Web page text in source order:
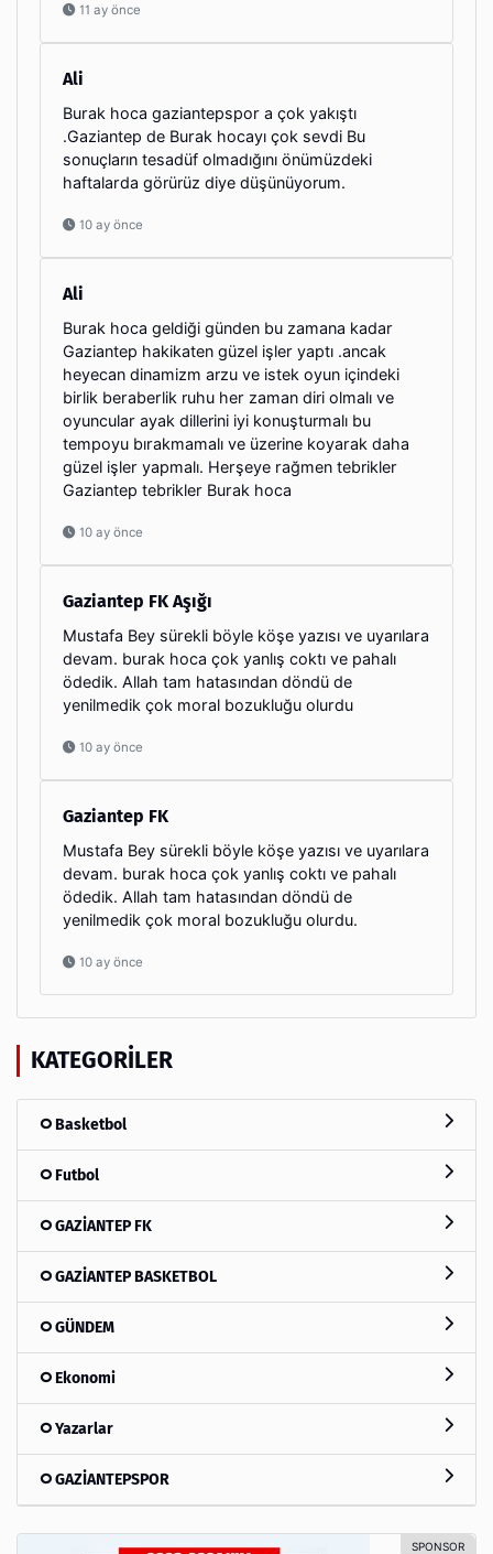
11 ay önce
Ali
Burak hoca gaziantepspor a çok yakıştı
.Gaziantep de Burak hocayı çok sevdi Bu
sonuçların tesadüf olmadığını önümüzdeki
haftalarda görürüz diye düşünüyorum.
10 ay önce
Ali
Burak hoca geldiği günden bu zamana kadar
Gaziantep hakikaten güzel işler yaptı .ancak
heyecan dinamizm arzu ve istek oyun içindeki
birlik beraberlik ruhu her zaman diri olmalı ve
oyuncular ayak dillerini iyi konuşturmalı bu
tempoyu bırakmamalı ve üzerine koyarak daha
güzel işler yapmalı. Herşeye rağmen tebrikler
Gaziantep tebrikler Burak hoca
10 ay önce
Gaziantep FK Aşığı
Mustafa Bey sürekli böyle köşe yazısı ve uyarılara
devam. burak hoca çok yanlış coktı ve pahalı
ödedik. Allah tam hatasından döndü de
yenilmedik çok moral bozukluğu olurdu
10 ay önce
Gaziantep FK
Mustafa Bey sürekli böyle köşe yazısı ve uyarılara
devam. burak hoca çok yanlış coktı ve pahalı
ödedik. Allah tam hatasından döndü de
yenilmedik çok moral bozukluğu olurdu.
10 ay önce
KATEGORILER
Basketbol
Futbol
GAZİANTEP FK
GAZİANTEP BASKETBOL
GÜNDEM
Ekonomi
Yazarlar
GAZİANTEPSPOR